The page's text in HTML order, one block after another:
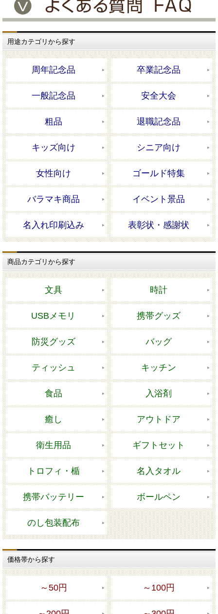
用途カテゴリから探す
周年記念品 卒業記念品
一般記念品 安全大会
粗品 退職記念品
キッズ向け シニア向け
女性向け ゴールド特集
バラマキ商品 イベント景品
名入れ印刷込み 表彰状・感謝状
商品カテゴリから探す
文具 時計
USBメモリ 携帯グッズ
防災グッズ バッグ
ティッシュ キッチン
食品 入浴剤
癒し アウトドア
衛生用品 ギフトセット
トロフィ・楯 名入タオル
携帯バッテリー ボールペン
のし包装配布
価格帯から探す
～50円 ～100円